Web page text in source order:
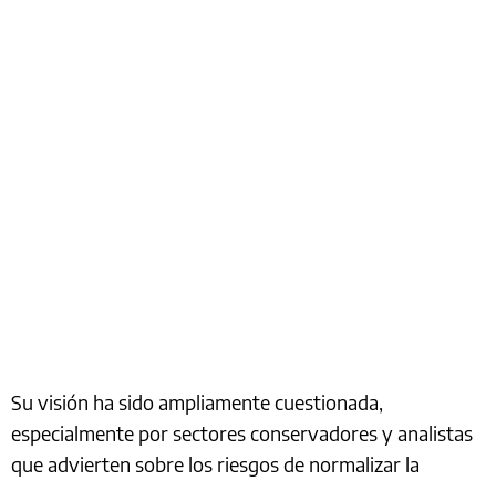
Su visión ha sido ampliamente cuestionada,
especialmente por sectores conservadores y analistas
que advierten sobre los riesgos de normalizar la